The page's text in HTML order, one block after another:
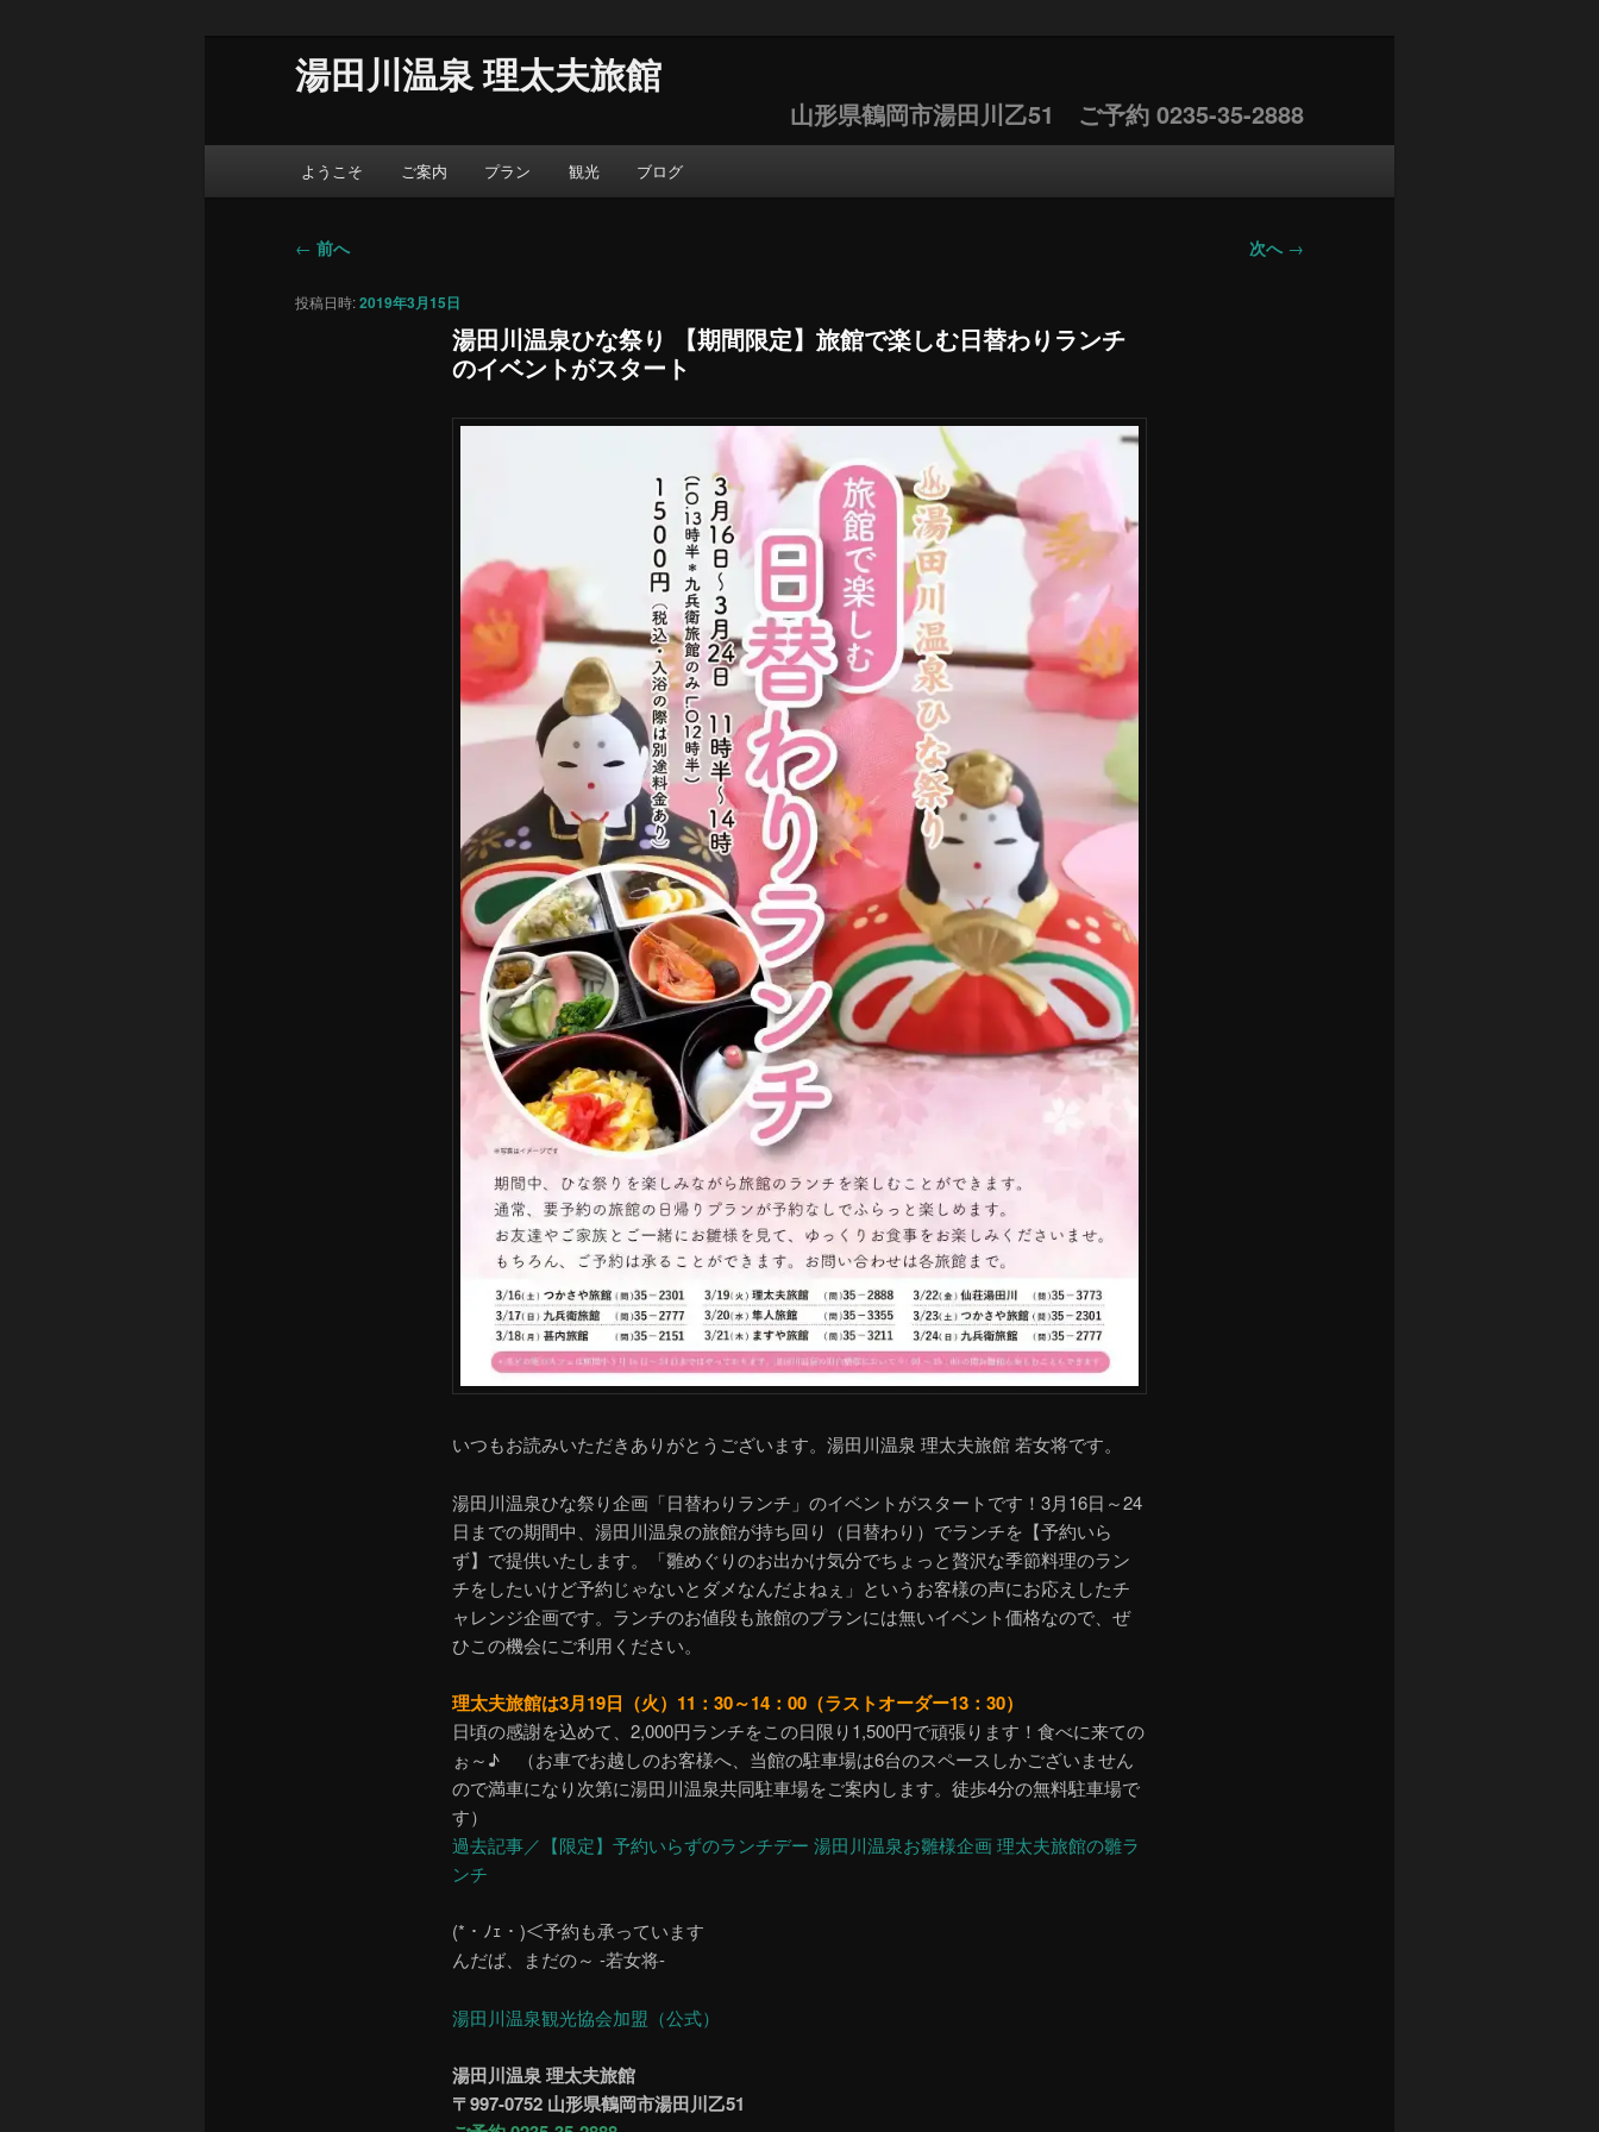
湯田川温泉 理太夫旅館
山形県鶴岡市湯田川乙51 ご予約 0235-35-2888
ようこそ ご案内 プラン 観光 ブログ
投
ナ
← 前へ 次へ →
湯田川温泉ひな祭り 【期間限定】旅館で楽しむ日替わりランチ
のイベントがスタート
投稿日時:2019年3月15日
いつもお読みいただきありがとうございます。湯田川温泉 理太夫旅館 若女将です。
湯田川温泉ひな祭り企画「日替わりランチ」のイベントがスタートです！3月16日～24
日までの期間中、湯田川温泉の旅館が持ち回り（日替わり）でランチを【予約いら
ず】で提供いたします。「雛めぐりのお出かけ気分でちょっと贅沢な季節料理のラン
チをしたいけど予約じゃないとダメなんだよねぇ」というお客様の声にお応えしたチ
ャレンジ企画です。ランチのお値段も旅館のプランには無いイベント価格なので、ぜ
ひこの機会にご利用ください。
理太夫旅館は3月19日（火）11：30～14：00（ラストオーダー13：30）
日頃の感謝を込めて、2,000円ランチをこの日限り1,500円で頑張ります！食べに来ての
ぉ～♪ （お車でお越しのお客様へ、当館の駐車場は6台のスペースしかございません
ので満車になり次第に湯田川温泉共同駐車場をご案内します。徒歩4分の無料駐車場で
す）
過去記事／【限定】予約いらずのランチデー 湯田川温泉お雛様企画 理太夫旅館の雛ラ
ンチ
(*・ﾉｪ・)＜予約も承っています
んだば、まだの～ -若女将-
湯田川温泉観光協会加盟（公式）
湯田川温泉 理太夫旅館
〒997-0752 山形県鶴岡市湯田川乙51